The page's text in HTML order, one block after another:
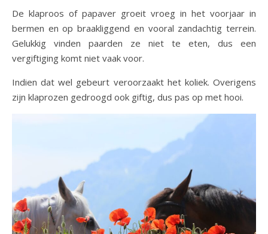
De klaproos of papaver groeit vroeg in het voorjaar in
bermen en op braakliggend en vooral zandachtig terrein.
Gelukkig vinden paarden ze niet te eten, dus een
vergiftiging komt niet vaak voor.
Indien dat wel gebeurt veroorzaakt het koliek. Overigens
zijn klaprozen gedroogd ook giftig, dus pas op met hooi.